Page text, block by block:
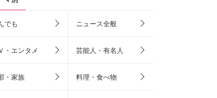
でも ニュース全般
・エンタメ 芸能人・有名人
・家族 料理・食べ物